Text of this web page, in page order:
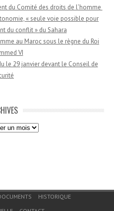
du Comité des droits de l’homme
« seule voie possible pour
du conflit » du Sahara
au Maroc sous le règne du Roi
VI
le 29 janvier devant le Conseil de
HISTORIQUE